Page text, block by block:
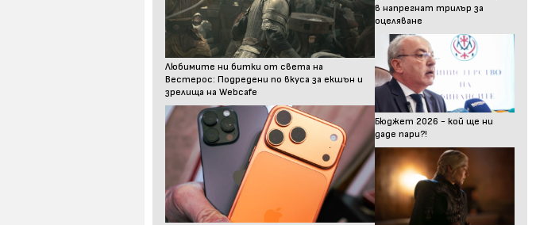
Любимите ни битки от света на
Вестерос: Подредени по вкуса за екшън и
зрелища на Webcafe
в напрегнат трилър за
оцеляване
Бюджет 2026 - кой ще ни
даде пари?!